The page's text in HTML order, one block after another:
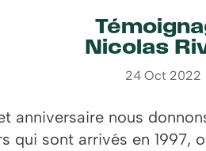
Nicolas
24 Oct 2022
anniversaire nous
qui sont arrivés en 1997,